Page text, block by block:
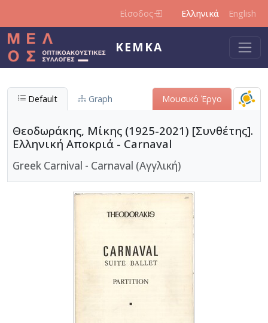
Είσοδος Ελληνικά English
ΚΕΜΚΑ
Default Graph Μουσικό Έργο
Θεοδωράκης, Μίκης (1925-2021) [Συνθέτης].
Ελληνική Αποκριά - Carnaval
Greek Carnival - Carnaval (Αγγλική)